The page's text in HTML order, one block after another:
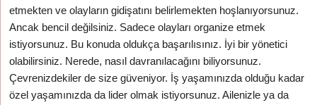
etmekten ve olayların gidişatını belirlemekten hoşlanıyorsunuz.
Ancak bencil değilsiniz. Sadece olayları organize etmek
istiyorsunuz. Bu konuda oldukça başarılısınız. İyi bir yönetici
olabilirsiniz. Nerede, nasıl davranılacağını biliyorsunuz.
Çevrenizdekiler de size güveniyor. İş yaşamınızda olduğu kadar
özel yaşamınızda da lider olmak istiyorsunuz. Ailenizle ya da